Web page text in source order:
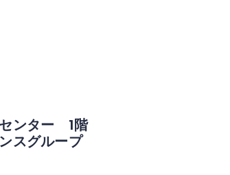
センター 1階
スグループ